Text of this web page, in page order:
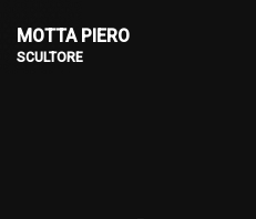
MOTTA PIERO
SCULTORE